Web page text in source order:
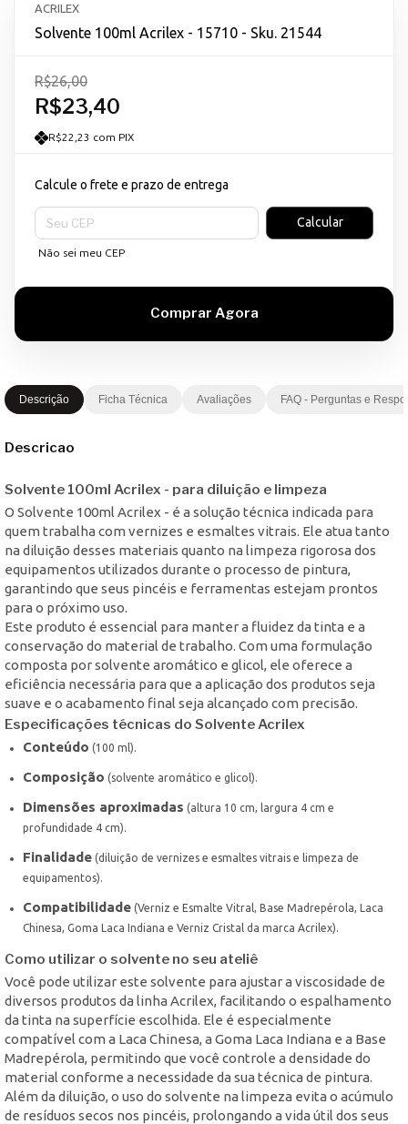
ACRILEX
Solvente 100ml Acrilex - 15710 - Sku. 21544
R$23,40
R$26,00
R$22,23 com PIX
Calcule o frete e prazo de entrega
Entregas para o CEP:
Calcular
Não sei meu CEP
Descrição Ficha Técnica Avaliações FAQ - Perguntas e
Descricao
Solvente 100ml Acrilex - para diluição e limpeza
O Solvente 100ml Acrilex - é a solução técnica indicada para
quem trabalha com vernizes e esmaltes vitrais. Ele atua tanto
na diluição desses materiais quanto na limpeza rigorosa dos
equipamentos utilizados durante o processo de pintura,
garantindo que seus pincéis e ferramentas estejam prontos
para o próximo uso.
Este produto é essencial para manter a fluidez da tinta e a
conservação do material de trabalho. Com uma formulação
composta por solvente aromático e glicol, ele oferece a
eficiência necessária para que a aplicação dos produtos seja
suave e o acabamento final seja alcançado com precisão.
Especificações técnicas do Solvente Acrilex
Conteúdo (100 ml).
Composição (solvente aromático e glicol).
Dimensões aproximadas (altura 10 cm, largura 4 cm e
profundidade 4 cm).
Finalidade (diluição de vernizes e esmaltes vitrais e limpeza de
equipamentos).
Compatibilidade (Verniz e Esmalte Vitral, Base Madrepérola, Laca
Chinesa, Goma Laca Indiana e Verniz Cristal da marca Acrilex).
Como utilizar o solvente no seu ateliê
Você pode utilizar este solvente para ajustar a viscosidade de
diversos produtos da linha Acrilex, facilitando o espalhamento
da tinta na superfície escolhida. Ele é especialmente
compatível com a Laca Chinesa, a Goma Laca Indiana e a Base
Madrepérola, permitindo que você controle a densidade do
material conforme a necessidade da sua técnica de pintura.
Além da diluição, o uso do solvente na limpeza evita o acúmulo
de resíduos secos nos pincéis, prolongando a vida útil dos seus